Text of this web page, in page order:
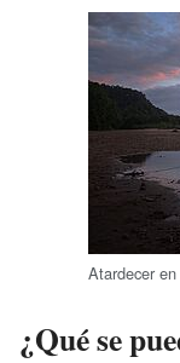
Atardecer
¿Qué se